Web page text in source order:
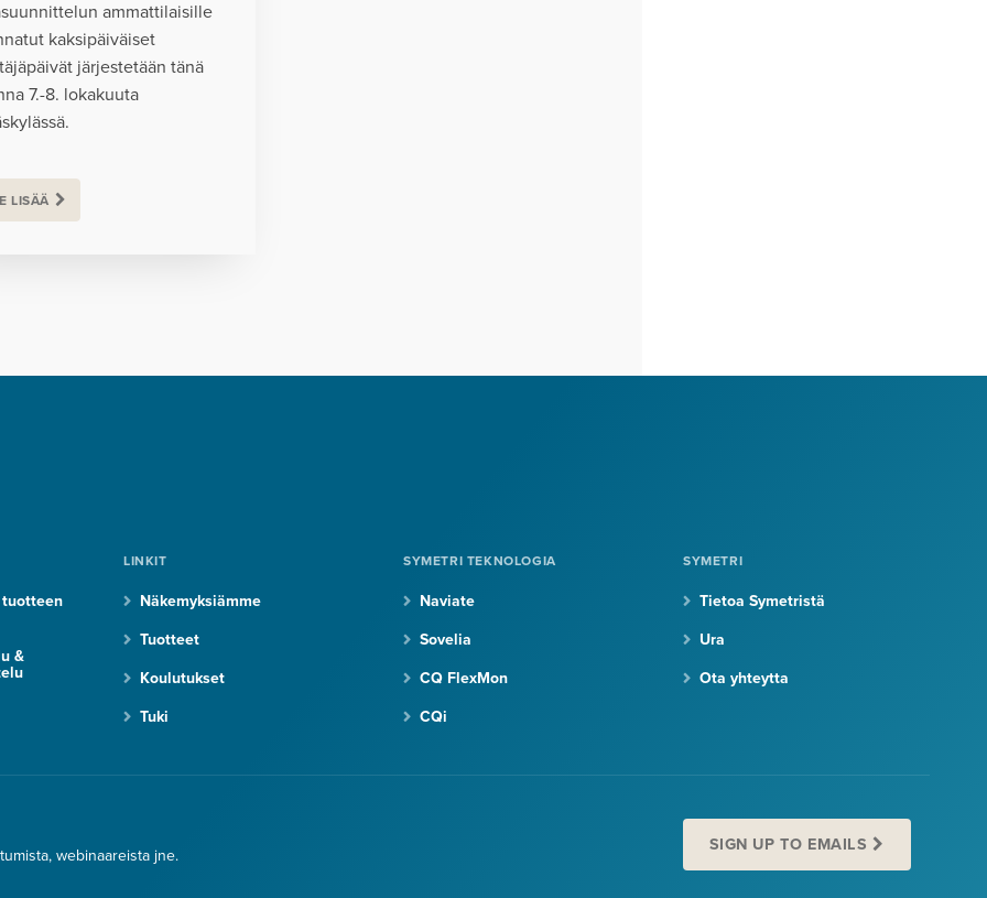
ammattilaisille
kaksipäiväiset
järjestetään tänä
7.-8. lokakuuta
LISÄÄ
&
LINKIT
Näkemyksiämme
Tuotteet
Koulutukset
Tuki
SYMETRI TEKNOLOGIA
Naviate
Sovelia
CQ FlexMon
CQi
SYMETRI
Tietoa Symetristä
Ura
Ota yhteytta
webinaareista jne.
SIGN UP TO EMAILS